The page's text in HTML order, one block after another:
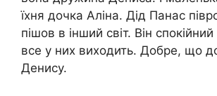
їхня дочка Аліна. Дід Панас
пішов в інший світ. Він
все у них виходить. Добре, що
Денису.